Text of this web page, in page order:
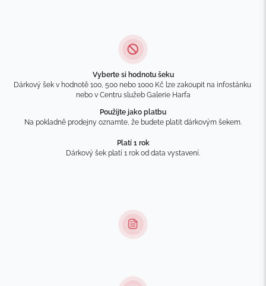
Vyberte si hodnotu šeku
Dárkový šek v hodnotě 100, 500 nebo 1000 Kč lze zakoupit na infostánku
nebo v Centru služeb Galerie Harfa
Použijte jako platbu
Na pokladně prodejny oznamte, že budete platit dárkovým šekem.
Platí 1 rok
Dárkový šek platí 1 rok od data vystavení.